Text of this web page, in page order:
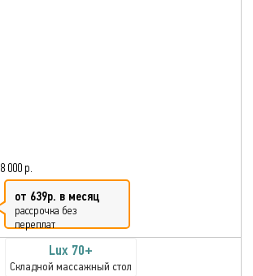
8 000 р.
от 639р. в месяц
рассрочка без
переплат
Lux 70+
Складной массажный стол